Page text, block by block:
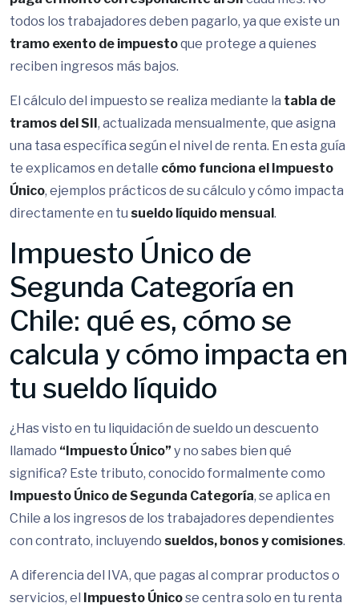
todos los trabajadores deben pagarlo, ya que existe un
tramo exento de impuestoque protege a quienes
reciben ingresos más bajos.
El cálculo del impuesto se realiza mediante la tabla de
tramos del SII, actualizada mensualmente, que asigna
una tasa específica según el nivel de renta. En esta guía
te explicamos en detalle cómo funciona el Impuesto
Único, ejemplos prácticos de su cálculo y cómo impacta
directamente en tu sueldo líquido mensual.
Impuesto Único de
Segunda Categoría en
Chile: qué es, cómo se
calcula y cómo impacta en
tu sueldo líquido
¿Has visto en tu liquidación de sueldo un descuento
llamado “Impuesto Único” y no sabes bien qué
significa? Este tributo, conocido formalmente como
Impuesto Único de Segunda Categoría, se aplica en
Chile a los ingresos de los trabajadores dependientes
con contrato, incluyendo sueldos, bonos y comisiones.
A diferencia del IVA, que pagas al comprar productos o
servicios, el Impuesto Únicose centra solo en tu renta